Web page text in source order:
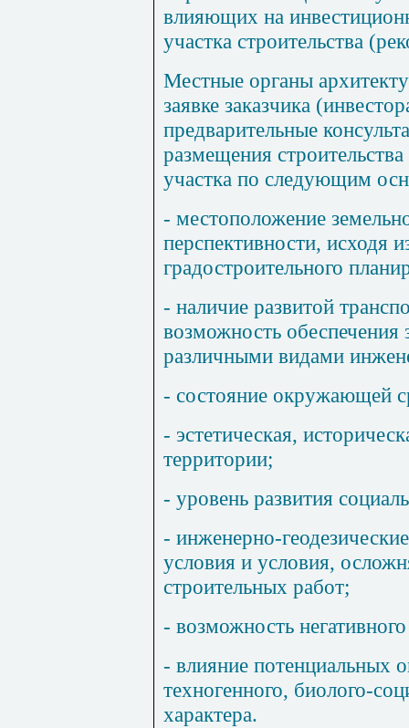
влияющих на
участка строительства
Местные органы
заявке заказчика
предварительные
размещения
участка по следующим
- местоположение
перспективности, исходя
градостроительного
- наличие развитой
возможность обеспечения
различными видами
- состояние окружающей
- эстетическая,
территории;
- уровень развития
- инженерно-
условия и условия,
строительных работ;
- возможность
- влияние потенциальных
техногенного, биолого-
характера.